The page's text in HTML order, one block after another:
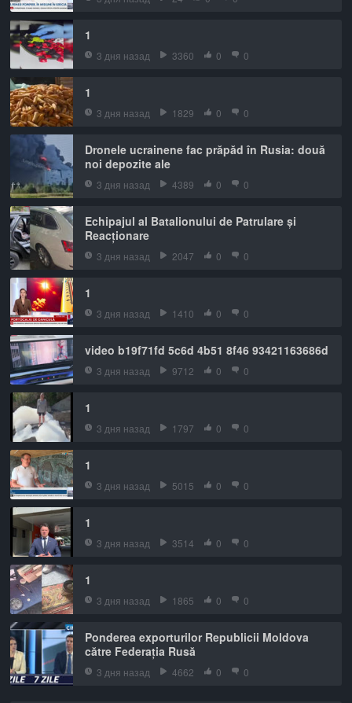
1
3 дня назад 3360 0 0
1
3 дня назад 1829 0 0
Dronele ucrainene fac prăpăd în Rusia: două
noi depozite ale
3 дня назад 4389 0 0
Echipajul al Batalionului de Patrulare și
Reacționare
3 дня назад 2047 0 0
1
3 дня назад 1410 0 0
video b19f71fd 5c6d 4b51 8f46 93421163686d
3 дня назад 9712 0 0
1
3 дня назад 1797 0 0
1
3 дня назад 5015 0 0
1
3 дня назад 3514 0 0
1
3 дня назад 1865 0 0
Ponderea exporturilor Republicii Moldova
către Federația Rusă
3 дня назад 4662 0 0